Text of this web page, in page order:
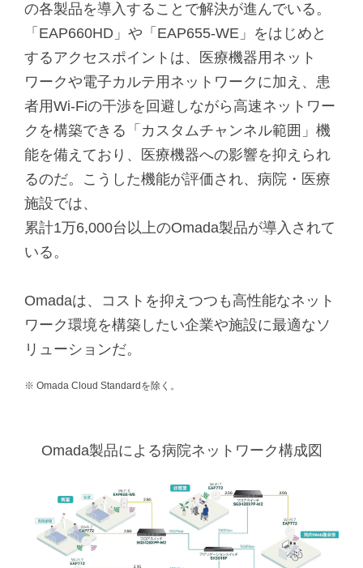
の各製品を導入することで解決が進んでいる。
「EAP660HD」や「EAP655-WE」をはじめと
するアクセスポイントは、医療機器用ネット
ワークや電子カルテ用ネットワークに加え、患
者用Wi-Fiの干渉を回避しながら高速ネットワー
クを構築できる「カスタムチャンネル範囲」機
能を備えており、医療機器への影響を抑えられ
るのだ。こうした機能が評価され、病院・医療
施設では、
累計1万6,000台以上のOmada製品が導入されて
いる。
Omadaは、コストを抑えつつも高性能なネット
ワーク環境を構築したい企業や施設に最適なソ
リューションだ。
※ Omada Cloud Standardを除く。
Omada製品による病院ネットワーク構成図